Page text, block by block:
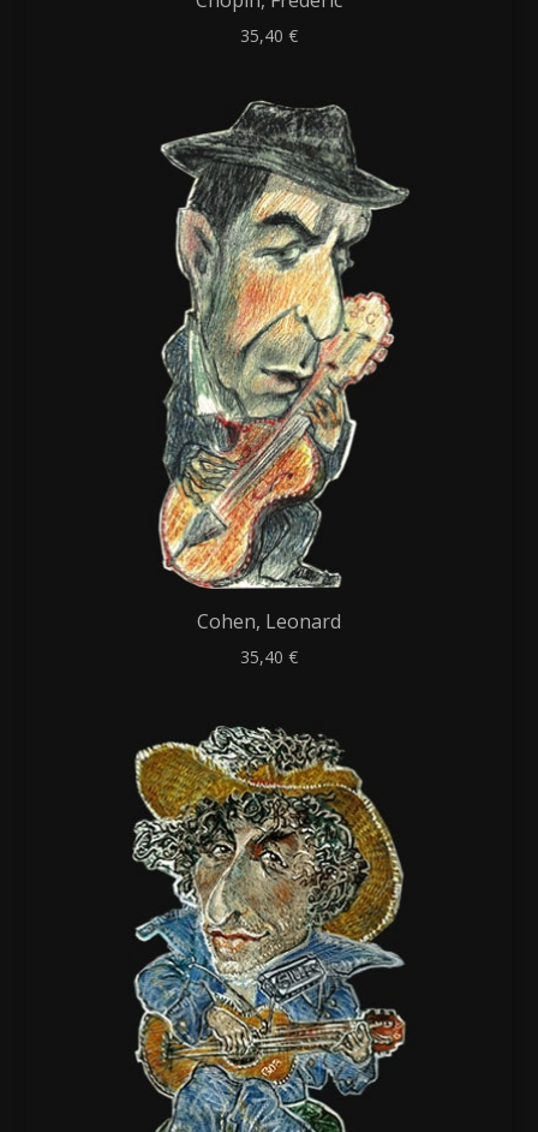
35,40 €
Cohen, Leonard
35,40 €